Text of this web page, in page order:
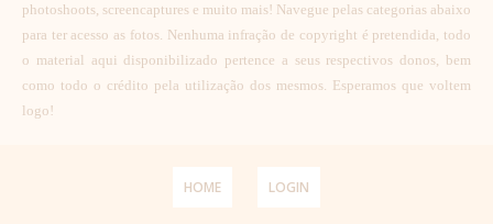
photoshoots, screencaptures e muito mais! Navegue pelas categorias abaixo
para ter acesso as fotos. Nenhuma infração de copyright é pretendida, todo
o material aqui disponibilizado pertence a seus respectivos donos, bem
como todo o crédito pela utilização dos mesmos. Esperamos que voltem
logo!
HOME LOGIN